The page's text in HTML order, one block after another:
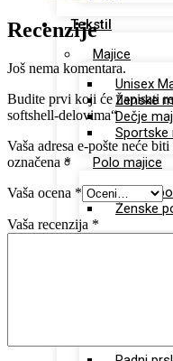
Tekstil
Majice
Unisex
Ženske
Dečje
Sportske
Polo majice
Unisex
Ženske
Sportska
Recenzije
Još nema komentara.
Budite prvi koji će napisati
softshell-delovima“
Vaša adresa e-pošte neće
označena *
Vaša ocena *
Vaša recenzija *